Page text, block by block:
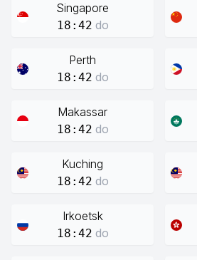
Singapore
18:42 do
Perth
18:42 do
Makassar
18:42 do
Kuching
18:42 do
Irkoetsk
18:42 do